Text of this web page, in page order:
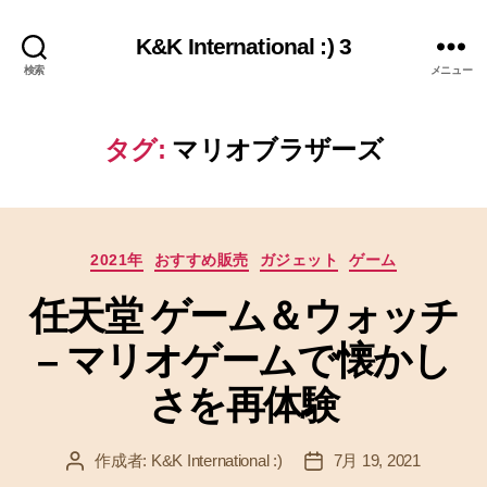
検索
K&K International :) 3
メニュー
タグ: マリオブラザーズ
カ
ゴ
リ
ー
2021年 おすすめ販売 ガジェット ゲーム
任天堂 ゲーム＆ウォッチ
– マリオゲームで懐かし
さを再体験
投 作成者: K&K International :)
投 7月 19, 2021